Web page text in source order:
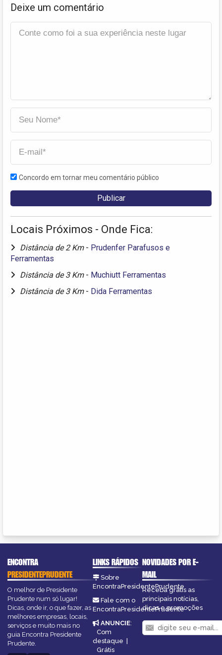
Deixe um comentário
Concordo em tornar meu comentário público
Locais Próximos - Onde Fica:
Distância de 2 Km - Prudenfer Parafusos e
Ferramentas
Distância de 3 Km - Muchiutt Ferramentas
Distância de 3 Km - Dida Ferramentas
ENCONTRA
PRESIDENTEPRUDENTE
O melhor de Presidente
Prudente num só lugar!
Dicas, onde ir, o que fazer, as
melhores empresas, locais,
serviços e muito mais no
guia Encontra Presidente
Prudente.
LINKS RÁPIDOS
Sobre
EncontraPresidentePrudente
Fale com o
EncontraPresidentePrudente
ANUNCIE:
Com
destaque |
Grátis
NOVIDADES POR E-
MAIL
Receba grátis as
principais notícias,
dicas e promoções